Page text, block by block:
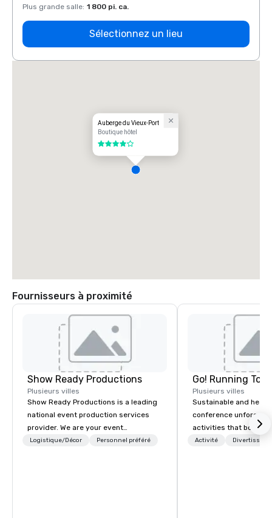
Plus grande salle: 1 800 pi. ca.
Sélectionnez un lieu
Auberge du Vieux-Port
Boutique hôtel
4 sur 5
Fournisseurs à proximité
Show Ready Productions
Plusieurs villes
Show Ready Productions is a leading
national event production services
provider. We are your event
production partner from start to
Logistique/Décor Personnel préféré
Go! Running
Plusieurs villes
Sustainable and
conference
activities that boost
lower carbon
Activité